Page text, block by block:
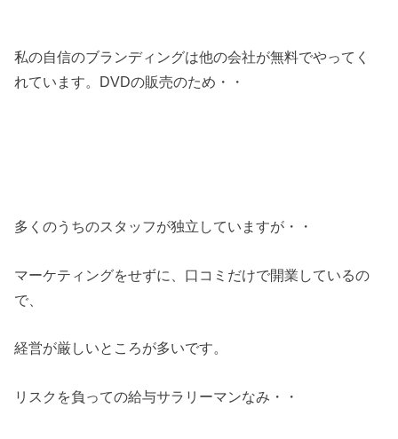
私の自信のブランディングは他の会社が無料でやってく
れています。DVDの販売のため・・
多くのうちのスタッフが独立していますが・・
マーケティングをせずに、口コミだけで開業しているの
で、
経営が厳しいところが多いです。
リスクを負っての給与サラリーマンなみ・・